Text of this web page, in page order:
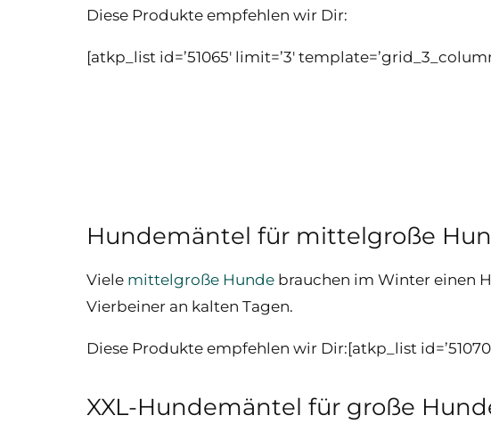
Diese Produkte empfehlen wir Dir:
[atkp_list id=’51065′ limit=’3′
Hundemäntel für mittelgroße
Viele mittelgroße Hunde brauchen im Winter einen
Vierbeiner an kalten Tagen.
Diese Produkte empfehlen wir Dir:[atkp_list
XXL-Hundemäntel für große